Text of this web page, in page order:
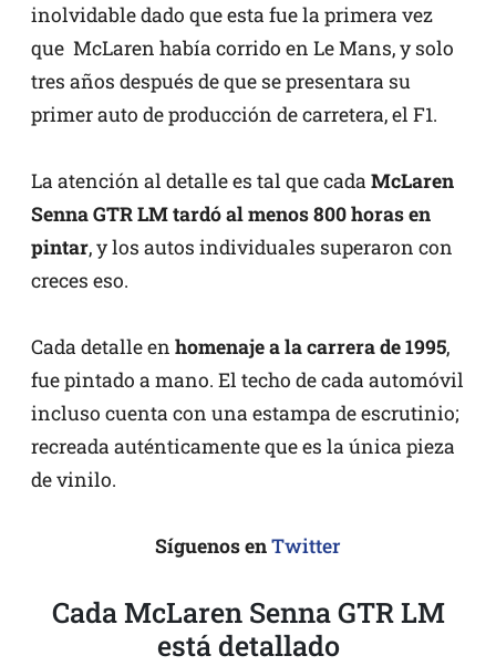
inolvidable dado que esta fue la primera vez
que McLaren había corrido en Le Mans, y solo
tres años después de que se presentara su
primer auto de producción de carretera, el F1.
La atención al detalle es tal que cada McLaren
Senna GTR LM tardó al menos 800 horas en
pintar, y los autos individuales superaron con
creces eso.
Cada detalle en homenaje a la carrera de 1995,
fue pintado a mano. El techo de cada automóvil
incluso cuenta con una estampa de escrutinio;
recreada auténticamente que es la única pieza
de vinilo.
Síguenos enTwitter
Cada McLaren Senna GTR LM
está detallado